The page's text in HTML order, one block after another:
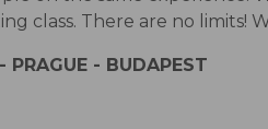
class. There are no limits!
PRAGUE - BUDAPEST